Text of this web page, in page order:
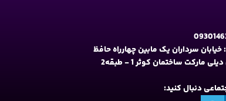
سرداران یک مابین چهارراه حافظ
و فلکه نه پله روبروی دیلی مارکت ساختمان کوثر 1 - طبقه2
دنبال کنید: